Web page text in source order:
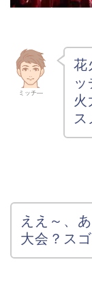
ミッチ―
花
火
ス
ええ～、
大会？ス